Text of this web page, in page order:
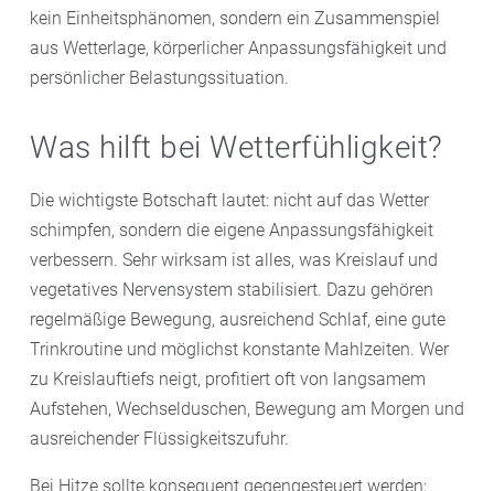
kein Einheitsphänomen, sondern ein Zusammenspiel
aus Wetterlage, körperlicher Anpassungsfähigkeit und
persönlicher Belastungssituation.
Was hilft bei Wetterfühligkeit?
Die wichtigste Botschaft lautet: nicht auf das Wetter
schimpfen, sondern die eigene Anpassungsfähigkeit
verbessern. Sehr wirksam ist alles, was Kreislauf und
vegetatives Nervensystem stabilisiert. Dazu gehören
regelmäßige Bewegung, ausreichend Schlaf, eine gute
Trinkroutine und möglichst konstante Mahlzeiten. Wer
zu Kreislauftiefs neigt, profitiert oft von langsamem
Aufstehen, Wechselduschen, Bewegung am Morgen und
ausreichender Flüssigkeitszufuhr.
Bei Hitze sollte konsequent gegengesteuert werden: